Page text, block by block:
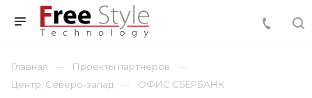
Главная
Проекты партнеров
Центр, Северо-запад
ОФИС СБЕРБАНК